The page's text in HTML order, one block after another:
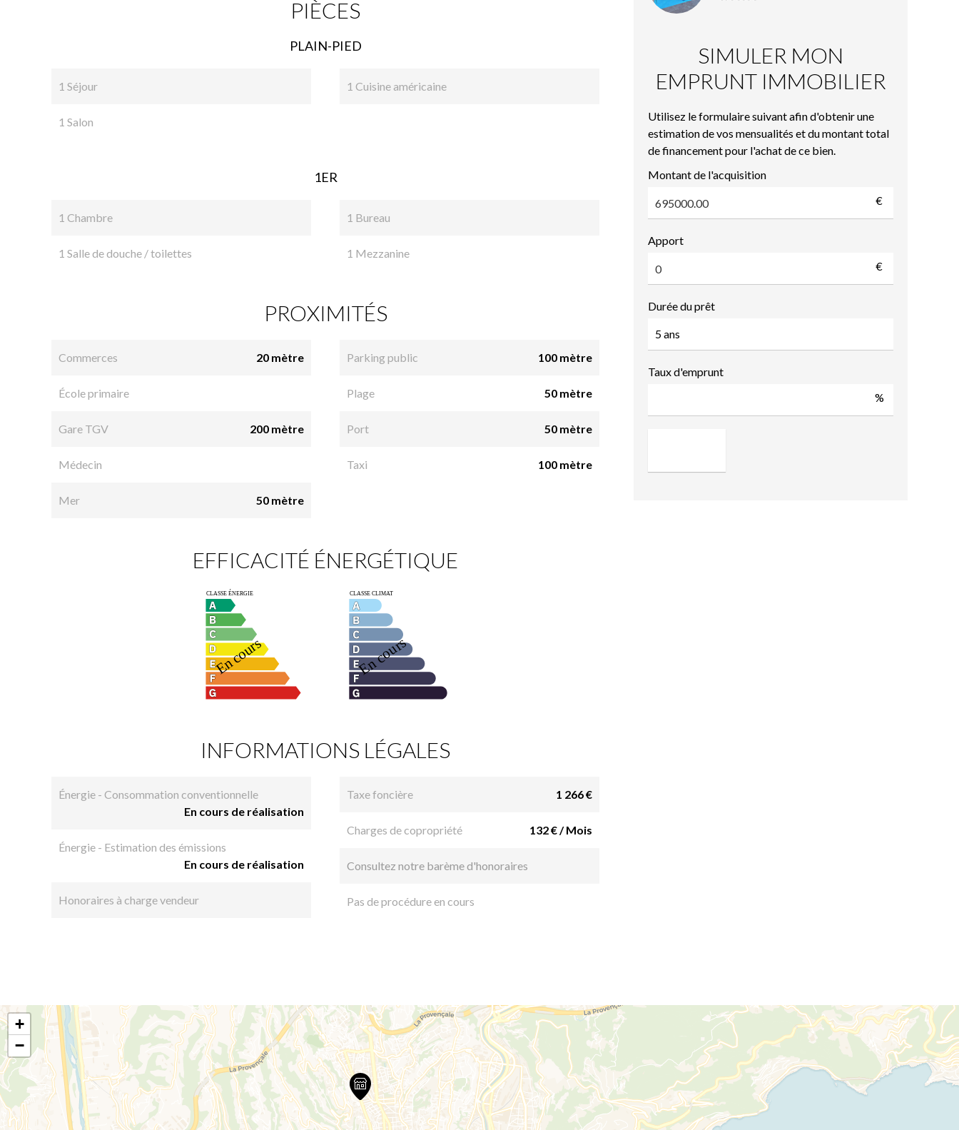
PIÈCES
PLAIN-PIED
1 Séjour
1 Salon
1 Cuisine américaine
1ER
1 Chambre
1 Salle de douche / toilettes
1 Bureau
1 Mezzanine
PROXIMITÉS
Commerces 20 mètre
École primaire
Gare TGV 200 mètre
Médecin
Mer 50 mètre
Parking public 100 mètre
Plage 50 mètre
Port 50 mètre
Taxi 100 mètre
EFFICACITÉ ÉNERGÉTIQUE
INFORMATIONS LÉGALES
Énergie - Consommation conventionnelle
En cours de réalisation
Énergie - Estimation des émissions
En cours de réalisation
Honoraires à charge vendeur
Taxe foncière 1 266 €
Charges de copropriété 132 € / Mois
Consultez notre barème d'honoraires
Pas de procédure en cours
SIMULER MON
EMPRUNT IMMOBILIER
Utilisez le formulaire suivant afin d'obtenir une
estimation de vos mensualités et du montant total
de financement pour l'achat de ce bien.
Montant de l'acquisition
€
Apport
€
Durée du prêt
Taux d'emprunt
%
+
−